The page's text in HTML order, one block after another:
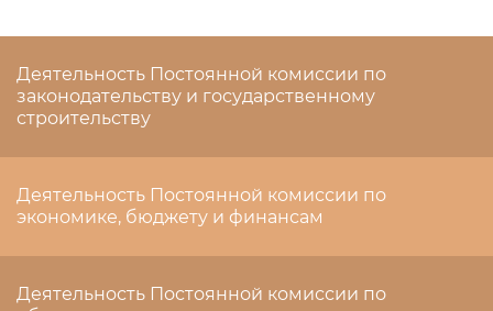
Деятельность Постоянной комиссии по
законодательству и государственному
строительству
Деятельность Постоянной комиссии по
экономике, бюджету и финансам
Деятельность Постоянной комиссии по